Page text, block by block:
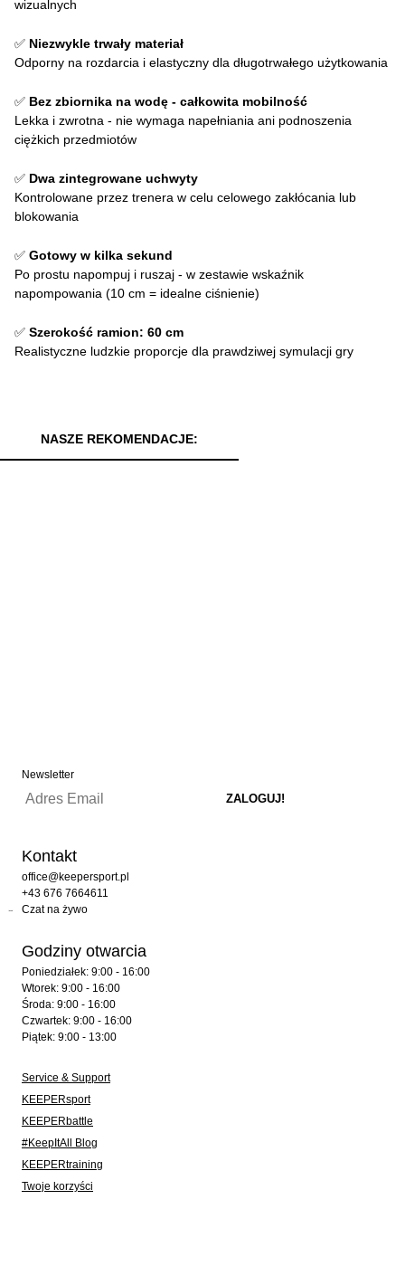
wizualnych
✅ Niezwykle trwały materiał
Odporny na rozdarcia i elastyczny dla długotrwałego użytkowania
✅ Bez zbiornika na wodę - całkowita mobilność
Lekka i zwrotna - nie wymaga napełniania ani podnoszenia
ciężkich przedmiotów
✅ Dwa zintegrowane uchwyty
Kontrolowane przez trenera w celu celowego zakłócania lub
blokowania
✅ Gotowy w kilka sekund
Po prostu napompuj i ruszaj - w zestawie wskaźnik
napompowania (10 cm = idealne ciśnienie)
✅ Szerokość ramion: 60 cm
Realistyczne ludzkie proporcje dla prawdziwej symulacji gry
NASZE REKOMENDACJE:
Newsletter
Kontakt
office@keepersport.pl
+43 676 7664611
Czat na żywo
Godziny otwarcia
Poniedziałek: 9:00 - 16:00
Wtorek: 9:00 - 16:00
Środa: 9:00 - 16:00
Czwartek: 9:00 - 16:00
Piątek: 9:00 - 13:00
Service & Support
KEEPERsport
KEEPERbattle
#KeepItAll Blog
KEEPERtraining
Twoje korzyści